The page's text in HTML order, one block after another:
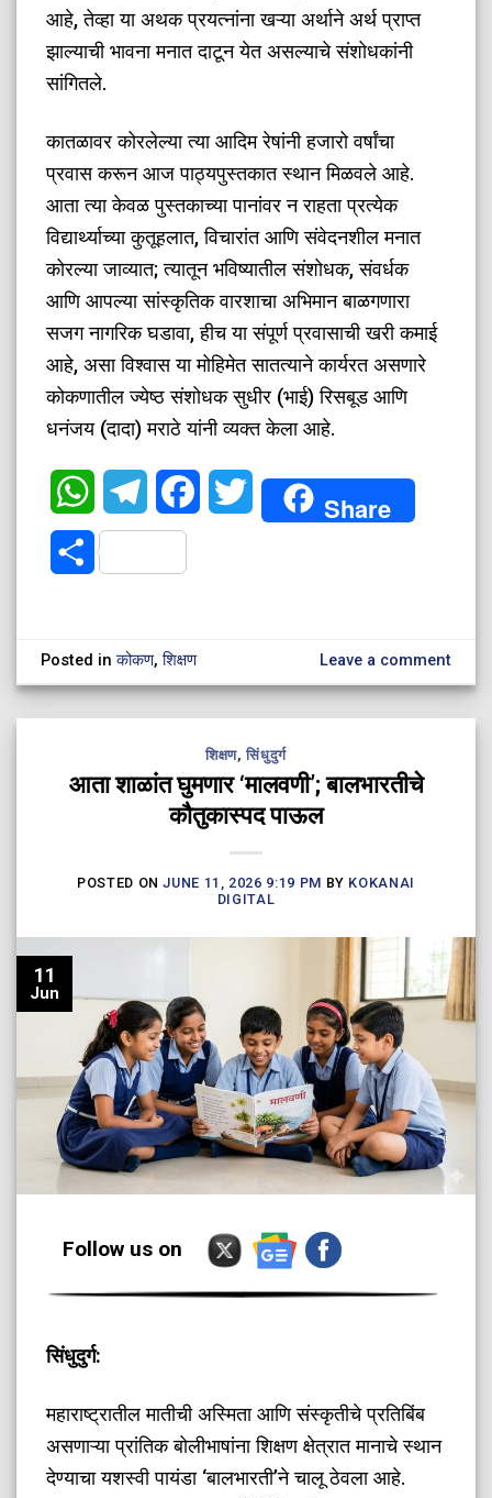
आहे, तेव्हा या अथक प्रयत्नांना खऱ्या अर्थाने अर्थ प्राप्त
झाल्याची भावना मनात दाटून येत असल्याचे संशोधकांनी
सांगितले.
​कातळावर कोरलेल्या त्या आदिम रेषांनी हजारो वर्षांचा
प्रवास करून आज पाठ्यपुस्तकात स्थान मिळवले आहे.
आता त्या केवळ पुस्तकाच्या पानांवर न राहता प्रत्येक
विद्यार्थ्याच्या कुतूहलात, विचारांत आणि संवेदनशील मनात
कोरल्या जाव्यात; त्यातून भविष्यातील संशोधक, संवर्धक
आणि आपल्या सांस्कृतिक वारशाचा अभिमान बाळगणारा
सजग नागरिक घडावा, हीच या संपूर्ण प्रवासाची खरी कमाई
आहे, असा विश्वास या मोहिमेत सातत्याने कार्यरत असणारे
कोकणातील ज्येष्ठ संशोधक सुधीर (भाई) रिसबूड आणि
धनंजय (दादा) मराठे यांनी व्यक्त केला आहे.
WhatsAppTelegramFacebookTwitter Share
Share
Posted inकोकण,शिक्षण Leave a comment
शिक्षण,सिंधुदुर्ग
आता शाळांत घुमणार ‘मालवणी’; बालभारतीचे
कौतुकास्पद पाऊल
POSTED ONJUNE 11, 2026 9:19 PM BY KOKANAI
DIGITAL
11
Jun
Follow us on
सिंधुदुर्ग:
महाराष्ट्रातील मातीची अस्मिता आणि संस्कृतीचे प्रतिबिंब
असणाऱ्या प्रांतिक बोलीभाषांना शिक्षण क्षेत्रात मानाचे स्थान
देण्याचा यशस्वी पायंडा ‘बालभारती’ने चालू ठेवला आहे.